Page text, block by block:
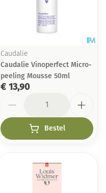
Caudalie
Caudalie Vinoperfect Micro-
peeling Mousse 50ml
€ 13,90
Bestel